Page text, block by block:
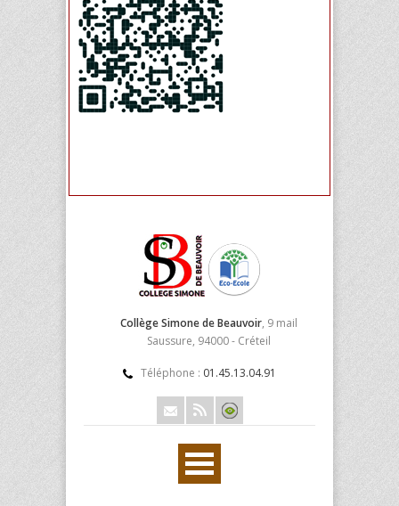
Collège Simone de Beauvoir, 9 mail
Saussure, 94000 - Créteil
Téléphone : 01.45.13.04.91